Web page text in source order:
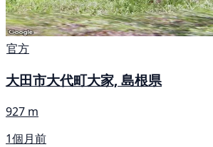
官方
大田市大代町大家, 島根県
927 m
1個月前